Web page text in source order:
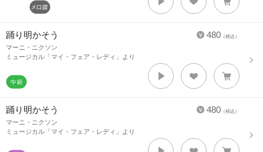
480 （税込）
踊り明かそう
マーニ・ニクソン
ミュージカル「マイ・フェア・レディ」より
480 （税込）
踊り明かそう
マーニ・ニクソン
ミュージカル「マイ・フェア・レディ」より